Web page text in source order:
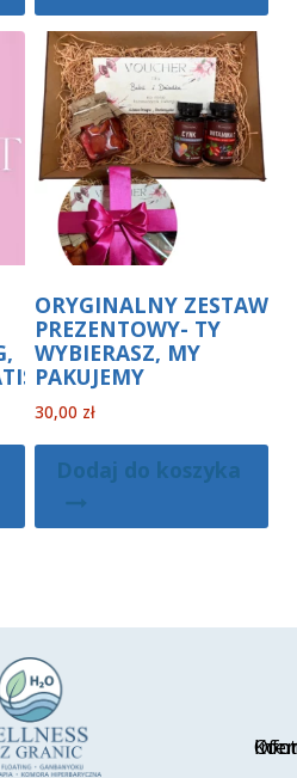
ORYGINALNY ZESTAW
PREZENTOWY- TY
WYBIERASZ, MY
PAKUJEMY
30,00 zł
Dodaj do koszyka